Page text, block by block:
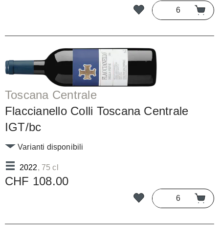
Toscana Centrale
Flaccianello Colli Toscana Centrale
IGT/bc
2022, 75 cl
Varianti disponibili
CHF 108.00